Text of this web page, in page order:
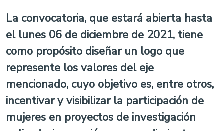
La convocatoria, que estará abierta hasta
el lunes 06 de diciembre de 2021, tiene
como propósito diseñar un logo que
represente los valores del eje
mencionado, cuyo objetivo es, entre otros,
incentivar y visibilizar la participación de
mujeres en proyectos de investigación